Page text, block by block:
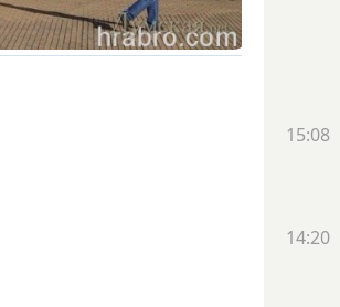
15:08
14:20